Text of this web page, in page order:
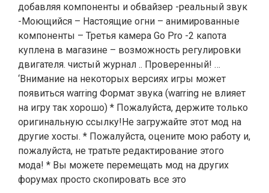
добавляя компоненты и обвайзер -реальный звук
-Моющийся – Настоящие огни – анимированные
компоненты – Третья камера Go Pro -2 капота
куплена в магазине – возможность регулировки
двигателя. чистый журнал .. Проверенный! …
‘Внимание на некоторых версиях игры может
появиться warring Формат звука (warring не влияет
на игру так хорошо) * Пожалуйста, держите только
оригинальную ссылку!Не загружайте этот мод на
другие хосты. * Пожалуйста, оцените мою работу и,
пожалуйста, не тратьте редактирование этого
мода! * Вы можете перемещать мод на других
форумах просто скопировать все это